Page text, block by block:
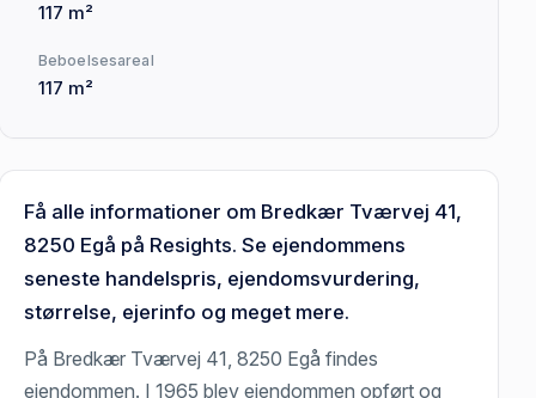
117 m²
Beboelsesareal
117 m²
Få alle informationer om Bredkær Tværvej 41,
8250 Egå på Resights. Se ejendommens
seneste handelspris, ejendomsvurdering,
størrelse, ejerinfo og meget mere.
På Bredkær Tværvej 41, 8250 Egå findes
ejendommen. I 1965 blev ejendommen opført og